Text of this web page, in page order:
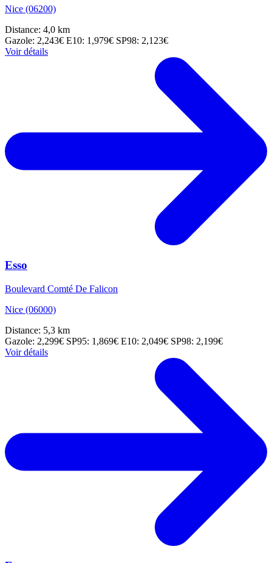
Nice (06200)
Distance: 4,0 km
Gazole: 2,243€ E10: 1,979€ SP98: 2,123€
Voir détails
Esso
Boulevard Comté De Falicon
Nice (06000)
Distance: 5,3 km
Gazole: 2,299€ SP95: 1,869€ E10: 2,049€ SP98: 2,199€
Voir détails